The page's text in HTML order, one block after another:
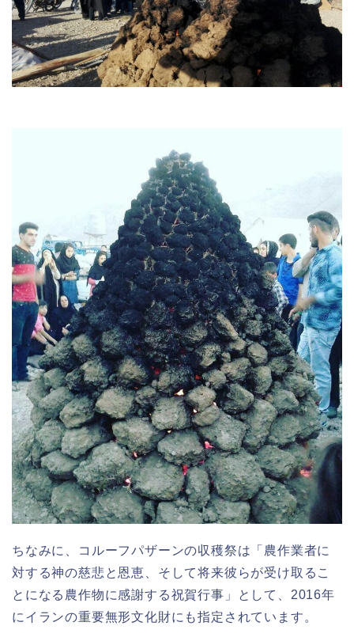
ちなみに、コルーフパザーンの収穫祭は「農作業者に
対する神の慈悲と恩恵、そして将来彼らが受け取るこ
とになる農作物に感謝する祝賀行事」として、2016年
にイランの重要無形文化財にも指定されています。